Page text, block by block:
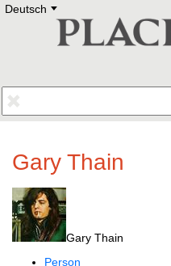
Deutsch E
Deutsch
Francais
Polski
Eestikeelne
Gary Thain
Gary Thain
Person